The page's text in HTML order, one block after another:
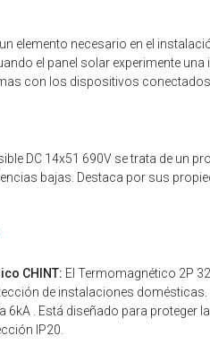
elemento necesario en el
el panel solar experimente una
con los dispositivos conectados.
DC 14x51 690V se trata de un
bajas. Destaca por sus
CHINT: El Termomagnético 2P
de instalaciones
6kA . Está diseñado para proteger
IP20.